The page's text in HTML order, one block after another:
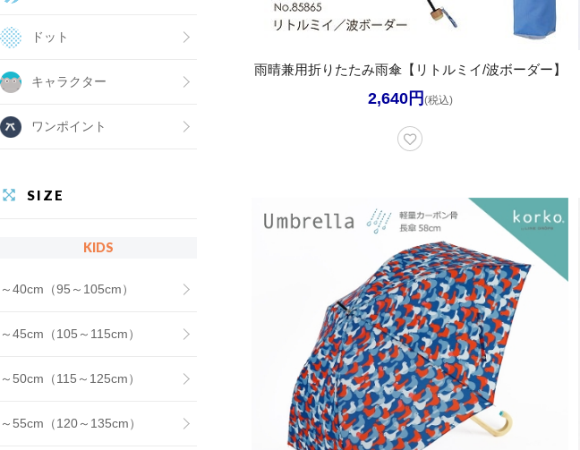
ドット
キャラクター
ワンポイント
SIZE
KIDS
～40cm（95～105cm）
～45cm（105～115cm）
～50cm（115～125cm）
～55cm（120～135cm）
雨晴兼用折りたたみ雨傘【リトルミイ/波ボーダー】
2,640円 (税込)